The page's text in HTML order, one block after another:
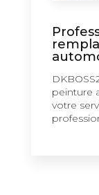
peinture
votre